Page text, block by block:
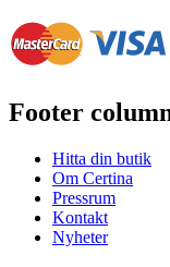
Footer
Hitta din butik
Om Certina
Pressrum
Kontakt
Nyheter